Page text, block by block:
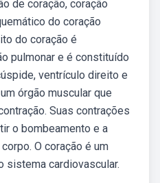
de coração, coração
do coração
do coração é
pulmonar e é constituído
ventrículo direito e
órgão muscular que
Suas contrações
o bombeamento e a
O coração é um
sistema cardiovascular.